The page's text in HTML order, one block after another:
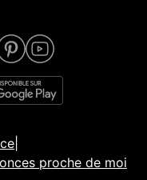
proche de moi